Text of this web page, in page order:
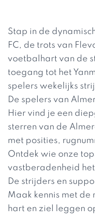
Stap in de
FC, de trots van
voetbalhart van de
toegang tot het
spelers wekelijks
De spelers van
Hier vind je een
sterren van de
met posities,
Ontdek wie onze
vastberadenheid
De strijders en
Maak kennis met de
hart en ziel leggen